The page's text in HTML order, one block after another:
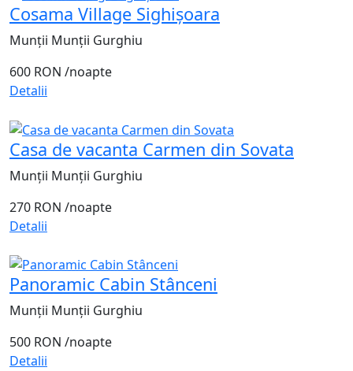
Cosama Village Sighișoara
Munții Munții Gurghiu
600 RON /noapte
Detalii
Casa de vacanta Carmen din Sovata
Munții Munții Gurghiu
270 RON /noapte
Detalii
Panoramic Cabin Stânceni
Munții Munții Gurghiu
500 RON /noapte
Detalii